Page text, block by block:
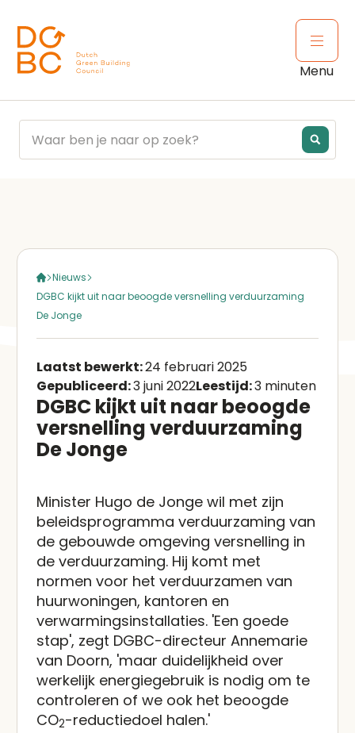
Open
Menu
Nieuws
DGBC kijkt uit naar beoogde versnelling verduurzaming
De Jonge
Laatst bewerkt:24 februari 2025
Gepubliceerd:3 juni 2022Leestijd:3 minuten
DGBC kijkt uit naar beoogde
versnelling verduurzaming
De Jonge
Minister Hugo de Jonge wil met zijn
beleidsprogramma verduurzaming van
de gebouwde omgeving versnelling in
de verduurzaming. Hij komt met
normen voor het verduurzamen van
huurwoningen, kantoren en
verwarmingsinstallaties. 'Een goede
stap', zegt DGBC-directeur Annemarie
van Doorn, 'maar duidelijkheid over
werkelijk energiegebruik is nodig om te
controleren of we ook het beoogde
CO2-reductiedoel halen.'